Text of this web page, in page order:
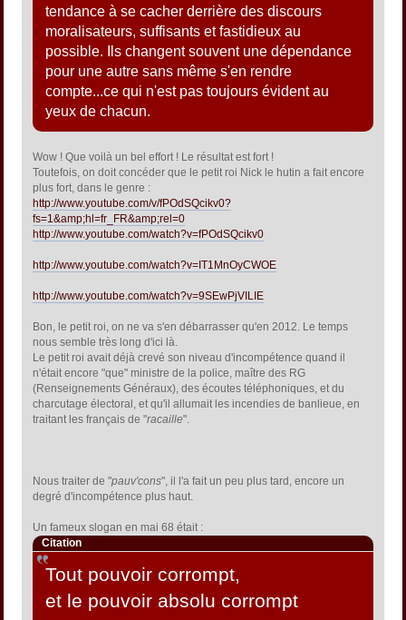
tendance à se cacher derrière des discours
moralisateurs, suffisants et fastidieux au
possible. Ils changent souvent une dépendance
pour une autre sans même s'en rendre
compte...ce qui n'est pas toujours évident au
yeux de chacun.
Wow ! Que voilà un bel effort ! Le résultat est fort !
Toutefois, on doit concéder que le petit roi Nick le hutin a fait encore
plus fort, dans le genre :
http://www.youtube.com/v/fPOdSQcikv0?
fs=1&amp;hl=fr_FR&amp;rel=0
http://www.youtube.com/watch?v=fPOdSQcikv0
http://www.youtube.com/watch?v=IT1MnOyCWOE
http://www.youtube.com/watch?v=9SEwPjVILIE
Bon, le petit roi, on ne va s'en débarrasser qu'en 2012. Le temps
nous semble très long d'ici là.
Le petit roi avait déjà crevé son niveau d'incompétence quand il
n'était encore "que" ministre de la police, maître des RG
(Renseignements Généraux), des écoutes téléphoniques, et du
charcutage électoral, et qu'il allumait les incendies de banlieue, en
traitant les français de "racaille".
Nous traiter de "pauv'cons", il l'a fait un peu plus tard, encore un
degré d'incompétence plus haut.
Un fameux slogan en mai 68 était :
Citation
Tout pouvoir corrompt,
et le pouvoir absolu corrompt